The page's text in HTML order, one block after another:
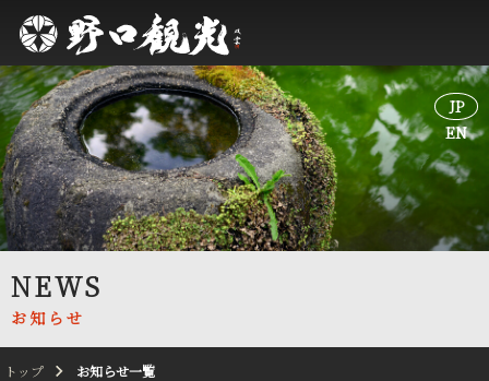
JP
EN
JP
EN
NEWS
お知らせ
トップ お知らせ一覧